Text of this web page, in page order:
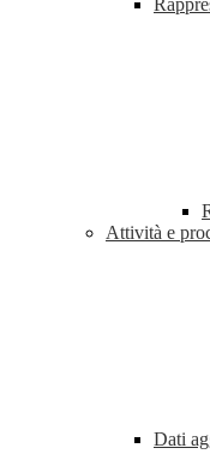
Attività e
Dati